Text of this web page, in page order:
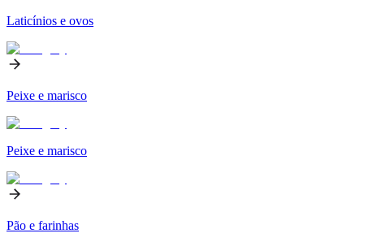
Laticínios e ovos
Peixe e marisco
Peixe e marisco
Pão e farinhas